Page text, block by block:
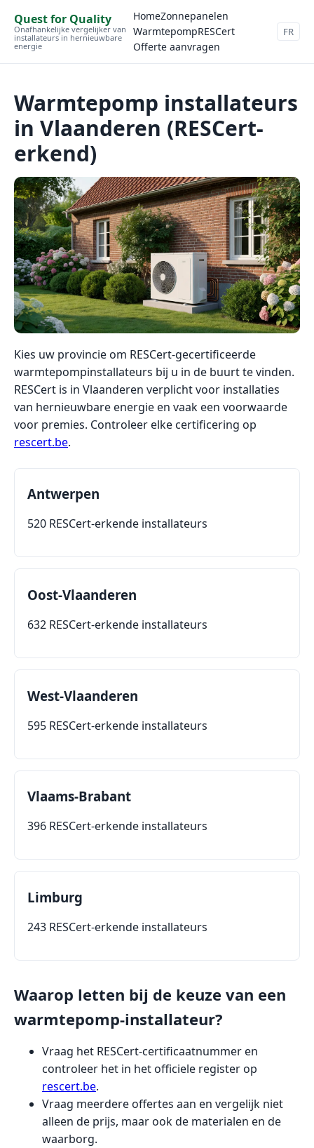
Quest for Quality
Onafhankelijke vergelijker van
installateurs in hernieuwbare
energie
HomeZonnepanelen
WarmtepompRESCert
Offerte aanvragen
FR
Warmtepomp installateurs
in Vlaanderen (RESCert-
erkend)
Kies uw provincie om RESCert-gecertificeerde
warmtepompinstallateurs bij u in de buurt te vinden.
RESCert is in Vlaanderen verplicht voor installaties
van hernieuwbare energie en vaak een voorwaarde
voor premies. Controleer elke certificering op
rescert.be.
Antwerpen
520 RESCert-erkende installateurs
Oost-Vlaanderen
632 RESCert-erkende installateurs
West-Vlaanderen
595 RESCert-erkende installateurs
Vlaams-Brabant
396 RESCert-erkende installateurs
Limburg
243 RESCert-erkende installateurs
Waarop letten bij de keuze van een
warmtepomp-installateur?
Vraag het RESCert-certificaatnummer en
controleer het in het officiele register op
rescert.be.
Vraag meerdere offertes aan en vergelijk niet
alleen de prijs, maar ook de materialen en de
waarborg.